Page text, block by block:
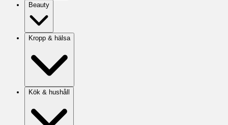
Beauty
Kropp & hälsa
Kök & hushåll